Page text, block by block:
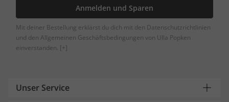
Anmelden und Sparen
Mit deiner Bestellung erklärst du dich mit den Datenschutzrichtlinien
und den Allgemeinen Geschäftsbedingungen von Ulla Popken
einverstanden. [+]
Unser Service